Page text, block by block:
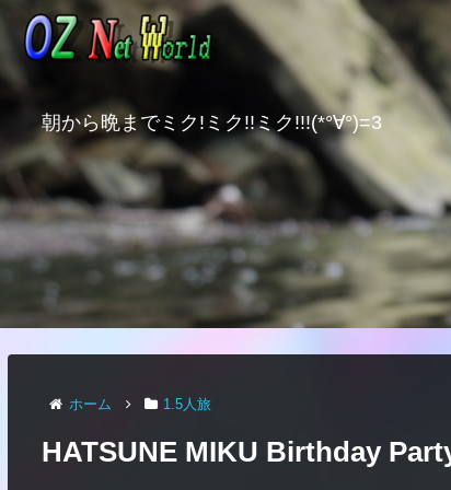
朝から晩までミク!ミク!!ミク!!!(*°∀°)=3
ホーム 1.5人旅
HATSUNE MIKU Birthday